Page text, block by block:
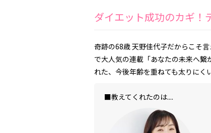
ダイエット成功のカギ！
奇跡の68歳 天野佳代子だからこそ
で大人気の連載「あなたの未来へ
れた、今後年齢を重ねても太りにく
■教えてくれたのは....